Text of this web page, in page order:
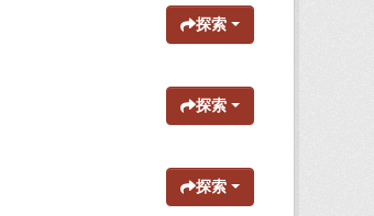
探索
探索
探索